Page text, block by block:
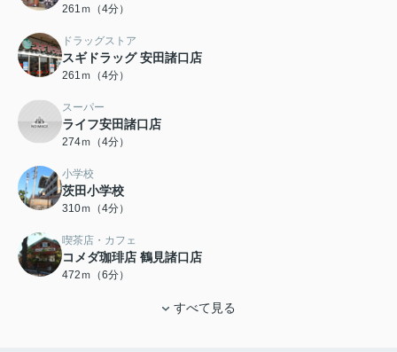
261ｍ（4分）
ドラッグストア
スギドラッグ 安田諸口店
261ｍ（4分）
スーパー
ライフ安田諸口店
274ｍ（4分）
小学校
茨田小学校
310ｍ（4分）
喫茶店・カフェ
コメダ珈琲店 鶴見諸口店
472ｍ（6分）
すべて見る